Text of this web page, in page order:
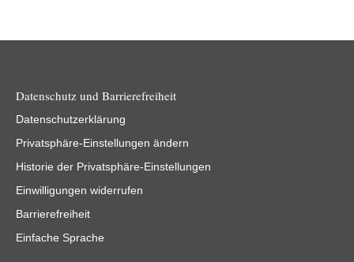
Datenschutz und Barrierefreiheit
Datenschutzerklärung
Privatsphäre-Einstellungen ändern
Historie der Privatsphäre-Einstellungen
Einwilligungen widerrufen
Barrierefreiheit
Einfache Sprache